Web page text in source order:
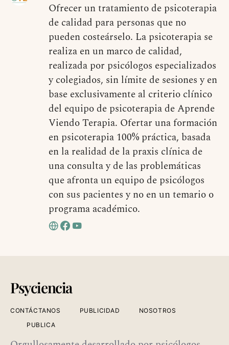
Ofrecer un tratamiento de psicoterapia
de calidad para personas que no
pueden costeárselo. La psicoterapia se
realiza en un marco de calidad,
realizada por psicólogos especializados
y colegiados, sin límite de sesiones y en
base exclusivamente al criterio clínico
del equipo de psicoterapia de Aprende
Viendo Terapia. Ofertar una formación
en psicoterapia 100% práctica, basada
en la realidad de la praxis clínica de
una consulta y de las problemáticas
que afronta un equipo de psicólogos
con sus pacientes y no en un temario o
programa académico.
Psyciencia
CONTÁCTANOS PUBLICIDAD
NOSOTROS
PUBLICA